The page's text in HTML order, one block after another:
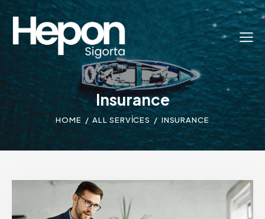
Insurance
HOME ALL SERVICES INSURANCE